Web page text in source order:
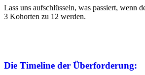
Lass uns aufschlüsseln, was passiert, wenn
3 Kohorten zu 12 werden.
Die Timeline der Überforderung: